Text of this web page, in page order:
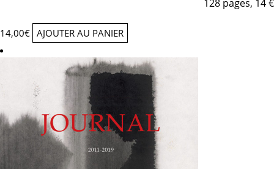
128 pages, 14 €
14,00€ AJOUTER AU PANIER